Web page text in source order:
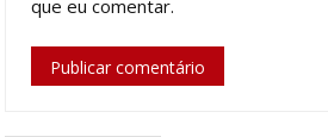
que eu comentar.